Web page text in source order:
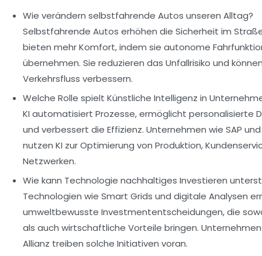
Wie verändern selbstfahrende Autos unseren Alltag?
Selbstfahrende Autos erhöhen die Sicherheit im
bieten mehr Komfort, indem sie autonome
übernehmen. Sie reduzieren das Unfallrisiko und
Verkehrsfluss verbessern.
Welche Rolle spielt Künstliche Intelligenz in
KI automatisiert Prozesse, ermöglicht personalisierte
und verbessert die Effizienz. Unternehmen wie SAP
nutzen KI zur Optimierung von Produktion,
Netzwerken.
Wie kann Technologie nachhaltiges Investieren
Technologien wie Smart Grids und digitale Analysen
umweltbewusste Investmententscheidungen, die
als auch wirtschaftliche Vorteile bringen. Unternehmen
Allianz treiben solche Initiativen voran.